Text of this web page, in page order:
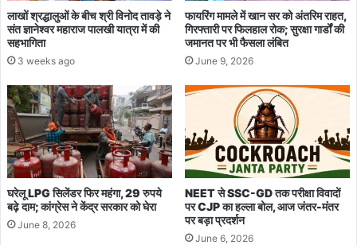
लाखों श्रद्धालुओं के बीच श्री विनोद तावड़े ने
संत ज्ञानेश्वर महाराज पालखी यात्रा में की
सहभागिता
3 weeks ago
फायरिंग मामले में खान सर को अंतरिम राहत,
गिरफ्तारी पर फिलहाल रोक; सुरक्षा गार्डों की
जमानत पर भी फैसला लंबित
June 9, 2026
घरेलू LPG सिलेंडर फिर महंगा, 29 रुपये
बढ़े दाम; कांग्रेस ने केंद्र सरकार को घेरा
June 8, 2026
NEET से SSC-GD तक परीक्षा विवादों
पर CJP का हल्ला बोल, आज जंतर-मंतर
पर बड़ा प्रदर्शन
June 6, 2026